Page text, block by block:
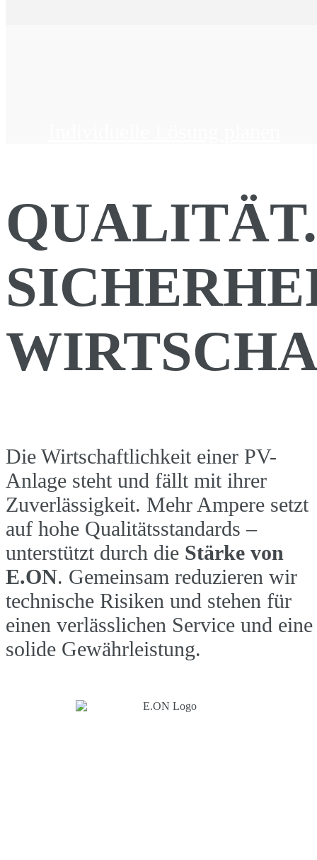
QUALITÄT.
Die Wirtschaftlichkeit einer PV-
Anlage steht und fällt mit ihrer
Zuverlässigkeit. Mehr Ampere setzt
auf hohe Qualitätsstandards –
unterstützt durch die Stärke von
E.ON. Gemeinsam reduzieren wir
technische Risiken und stehen für
einen verlässlichen Service und eine
solide Gewährleistung.